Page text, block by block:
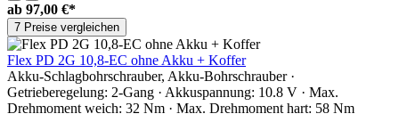
ab 97,00 €*
7 Preise vergleichen
Flex PD 2G 10,8-EC ohne Akku + Koffer
Akku-Schlagbohrschrauber, Akku-Bohrschrauber ·
Getrieberegelung: 2-Gang · Akkuspannung: 10.8 V · Max.
Drehmoment weich: 32 Nm · Max. Drehmoment hart: 58 Nm